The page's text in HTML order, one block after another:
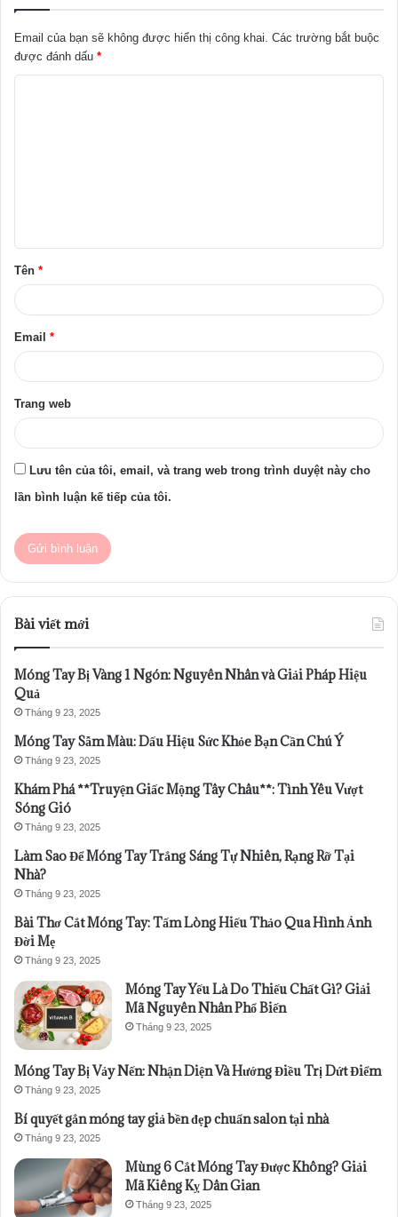
Email của bạn sẽ không được hiển thị công khai. Các trường bắt buộc
được đánh dấu *
ậ
n
Tên *
Email *
Trang web
Lưu tên của tôi, email, và trang web trong trình duyệt này cho
lần bình luận kế tiếp của tôi.
Bài viết mới
Móng Tay Bị Vàng 1 Ngón: Nguyên Nhân và Giải Pháp Hiệu
Quả
Tháng 9 23, 2025
Móng Tay Sẫm Màu: Dấu Hiệu Sức Khỏe Bạn Cần Chú Ý
Tháng 9 23, 2025
Khám Phá **Truyện Giấc Mộng Tây Châu**: Tình Yêu Vượt
Sóng Gió
Tháng 9 23, 2025
Làm Sao Để Móng Tay Trắng Sáng Tự Nhiên, Rạng Rỡ Tại
Nhà?
Tháng 9 23, 2025
Bài Thơ Cắt Móng Tay: Tấm Lòng Hiếu Thảo Qua Hình Ảnh
Đời Mẹ
Tháng 9 23, 2025
Móng Tay Yếu Là Do Thiếu Chất Gì? Giải
Mã Nguyên Nhân Phổ Biến
Tháng 9 23, 2025
Móng Tay Bị Vảy Nến: Nhận Diện Và Hướng Điều Trị Dứt Điểm
Tháng 9 23, 2025
Bí quyết gắn móng tay giả bền đẹp chuẩn salon tại nhà
Tháng 9 23, 2025
Mùng 6 Cắt Móng Tay Được Không? Giải
Mã Kiêng Kỵ Dân Gian
Tháng 9 23, 2025